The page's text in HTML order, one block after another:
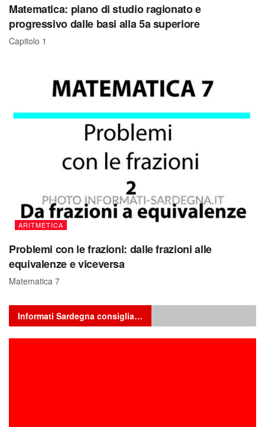
Matematica: piano di studio ragionato e
progressivo dalle basi alla 5a superiore
Capitolo 1
ARITMETICA
Problemi con le frazioni: dalle frazioni alle
equivalenze e viceversa
Matematica 7
Informati Sardegna consiglia…